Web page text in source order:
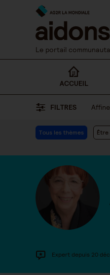
Le portail
ACCUEIL
FILTRES
Tous les thèmes Être
Expert depuis 20